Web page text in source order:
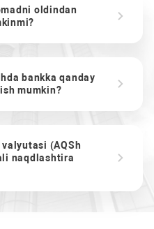
oldindan
bankka qanday
mumkin?
(AQSh
naqdlashtira